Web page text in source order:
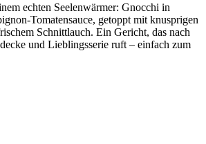
echten Seelenwärmer: Gnocchi in
Tomatensauce, getoppt mit knusprigen
Schnittlauch. Ein Gericht, das nach
und Lieblingsserie ruft – einfach zum